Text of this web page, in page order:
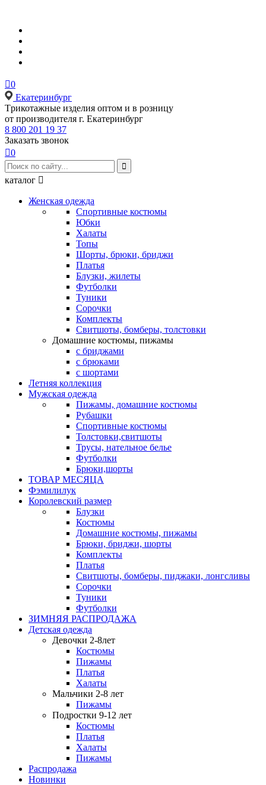
0
Екатеринбург
Tрикотажные изделия оптом и в розницу
от производителя г. Екатеринбург
8 800 201 19 37
Заказать звонок
0

каталог 
Женская одежда
Спортивные костюмы
Юбки
Халаты
Топы
Шорты, брюки, бриджи
Платья
Блузки, жилеты
Футболки
Туники
Сорочки
Комплекты
Свитшоты, бомберы, толстовки
Домашние костюмы, пижамы
с бриджами
с брюками
с шортами
Летняя коллекция
Мужская одежда
Пижамы, домашние костюмы
Рубашки
Спортивные костюмы
Толстовки,свитшоты
Трусы, нательное белье
Футболки
Брюки,шорты
ТОВАР МЕСЯЦА
Фэмилилук
Королевский размер
Блузки
Костюмы
Домашние костюмы, пижамы
Брюки, бриджи, шорты
Комплекты
Платья
Свитшоты, бомберы, пиджаки, лонгсливы
Сорочки
Туники
Футболки
ЗИМНЯЯ РАСПРОДАЖА
Детская одежда
Девочки 2-8лет
Костюмы
Пижамы
Платья
Халаты
Мальчики 2-8 лет
Пижамы
Подростки 9-12 лет
Костюмы
Платья
Халаты
Пижамы
Распродажа
Новинки